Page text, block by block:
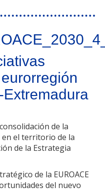
de la
el territorio de la
de la Estrategia
de la EUROACE
del nuevo